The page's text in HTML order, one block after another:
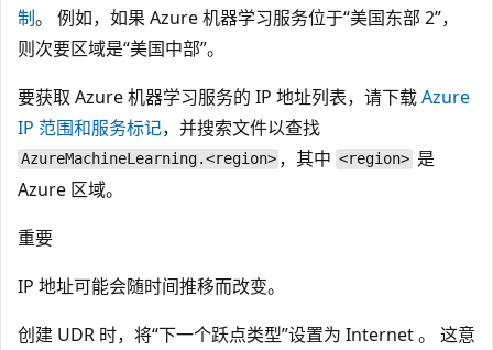
制。 例如，如果 Azure 机器学习服务位于“美国东部 2”，
则次要区域是“美国中部”。
要获取 Azure 机器学习服务的 IP 地址列表，请下载Azure
IP 范围和服务标记，并搜索文件以查找
AzureMachineLearning.<region> ，其中 <region> 是
Azure 区域。
重要
IP 地址可能会随时间推移而改变。
创建 UDR 时，将“下一个跃点类型”设置为 Internet 。 这意